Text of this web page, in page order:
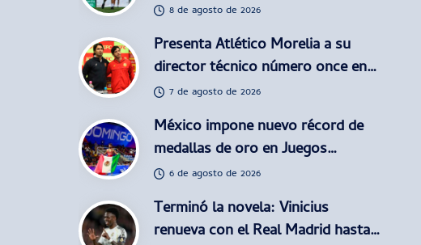
8 de agosto de 2026
Presenta Atlético Morelia a su
director técnico número once en…
7 de agosto de 2026
México impone nuevo récord de
medallas de oro en Juegos…
6 de agosto de 2026
Terminó la novela: Vinicius
renueva con el Real Madrid hasta…